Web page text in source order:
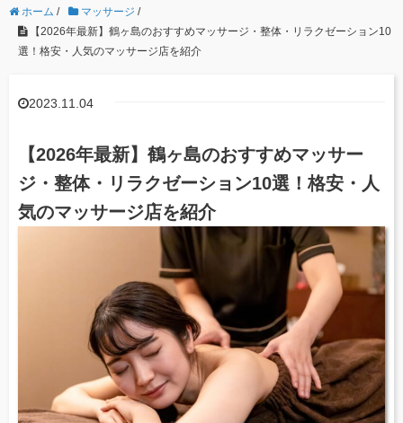
ホーム / マッサージ /
【2026年最新】鶴ヶ島のおすすめマッサージ・整体・リラクゼーション10
選！格安・人気のマッサージ店を紹介
2023.11.04
【2026年最新】鶴ヶ島のおすすめマッサー
ジ・整体・リラクゼーション10選！格安・人
気のマッサージ店を紹介